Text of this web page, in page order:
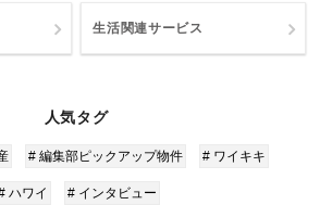
生活関連サービス
人気タグ
# 編集部ピックアップ物件 # ワイキキ
ハワイ # インタビュー